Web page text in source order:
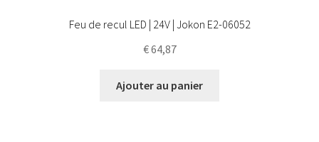
Feu de recul LED | 24V | Jokon E2-06052
€64,87
Ajouter au panier